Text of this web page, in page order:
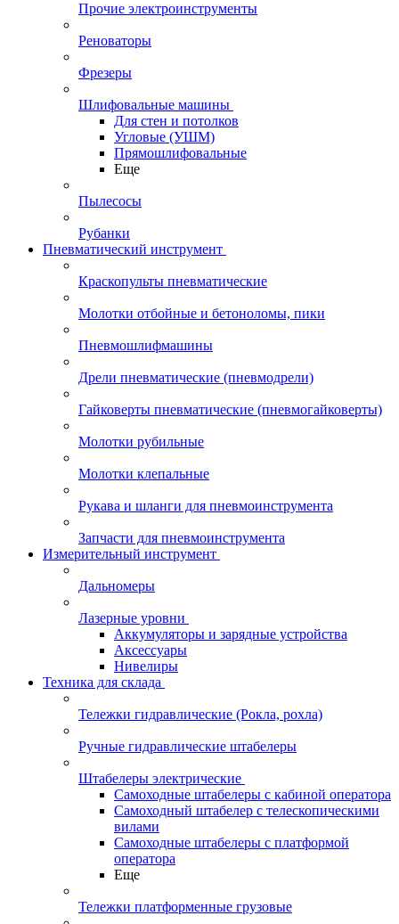
Прочие электроинструменты
Реноваторы
Фрезеры
Шлифовальные машины
Для стен и потолков
Угловые (УШМ)
Прямошлифовальные
Еще
Пылесосы
Рубанки
Пневматический инструмент
Краскопульты пневматические
Молотки отбойные и бетоноломы, пики
Пневмошлифмашины
Дрели пневматические (пневмодрели)
Гайковерты пневматические (пневмогайковерты)
Молотки рубильные
Молотки клепальные
Рукава и шланги для пневмоинструмента
Запчасти для пневмоинструмента
Измерительный инструмент
Дальномеры
Лазерные уровни
Аккумуляторы и зарядные устройства
Аксессуары
Нивелиры
Техника для склада
Тележки гидравлические (Рокла, рохла)
Ручные гидравлические штабелеры
Штабелеры электрические
Самоходные штабелеры с кабиной оператора
Самоходный штабелер с телескопическими
вилами
Самоходные штабелеры с платформой
оператора
Еще
Тележки платформенные грузовые